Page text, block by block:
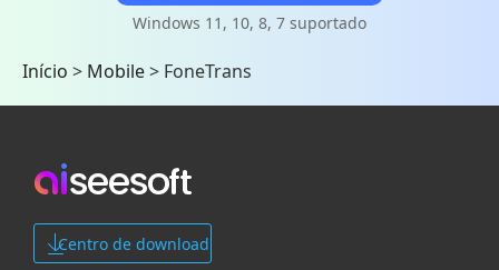
Windows 11, 10, 8, 7 suportado
Início > Mobile> FoneTrans
Centro de download